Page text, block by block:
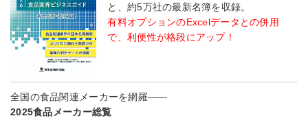
と、約5万社の最新名簿を収録。
有料オプションのExcelデータとの併用
で、利便性が格段にアップ！
全国の食品関連メーカーを網羅――
2025食品メーカー総覧